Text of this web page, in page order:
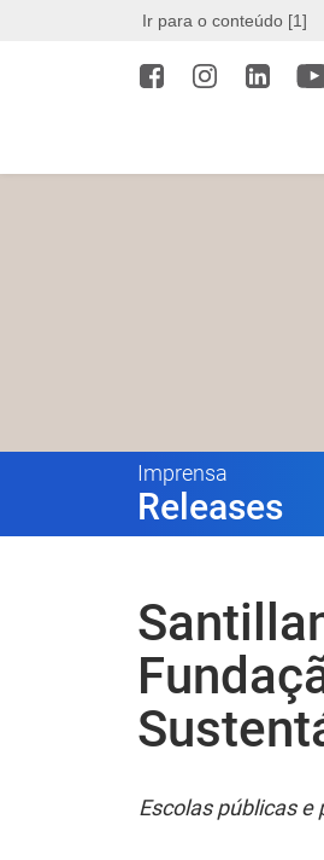
Ir para o conteúdo [1]
Imprensa
Releases
Escolas públicas